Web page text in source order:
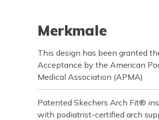
Merkmale
This design has been granted
Acceptance by the American
Medical Association (APMA)
Patented Skechers Arch Fit®
with podiatrist-certified arch